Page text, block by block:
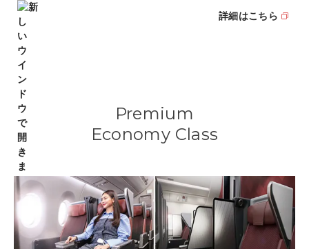
詳細はこちら
Premium
Economy Class